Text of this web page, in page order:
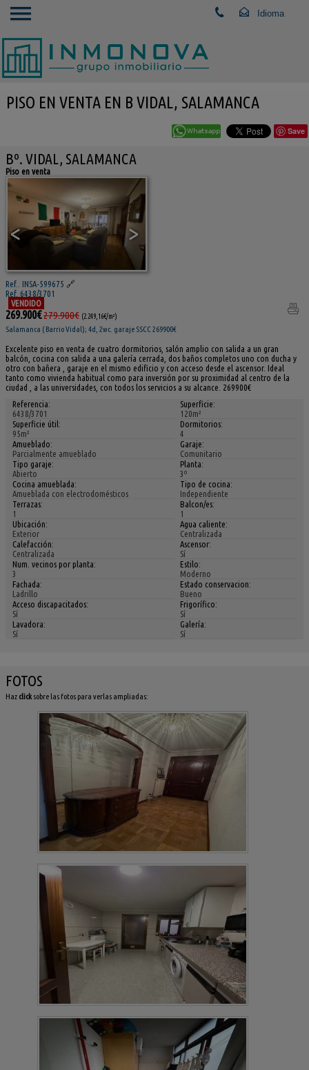
PISO EN VENTA EN B VIDAL, SALAMANCA
Save
Bº. VIDAL, SALAMANCA
Piso en venta
< >
Ref.. INSA-599675 🔗
Ref. 6438/3701
VENDIDO
269.900€279.900€ (2.249,16€/m²)
Salamanca ( Barrio Vidal); 4d, 2wc. garaje SSCC 269900€
Excelente piso en venta de cuatro dormitorios, salón amplio con salida a un gran
balcón, cocina con salida a una galería cerrada, dos baños completos uno con ducha y
otro con bañera , garaje en el mismo edificio y con acceso desde el ascensor. Ideal
tanto como vivienda habitual como para inversión por su proximidad al centro de la
ciudad , a las universidades, con todos los servicios a su alcance. 269900€
Referencia:
6438/3701
Superficie:
120m²
Superficie útil:
95m²
Dormitorios:
4
Amueblado:
Parcialmente amueblado
Garaje:
Comunitario
Tipo garaje:
Abierto
Planta:
3º
Cocina amueblada:
Amueblada con electrodomésticos
Tipo de cocina:
Independiente
Terrazas:
1
Balcon/es:
1
Ubicación:
Exterior
Agua caliente:
Centralizada
Calefacción:
Centralizada
Ascensor:
Sí
Num. vecinos por planta:
3
Estilo:
Moderno
Fachada:
Ladrillo
Estado conservacion:
Bueno
Acceso discapacitados:
Sí
Frigorífico:
Sí
Lavadora:
Sí
Galería:
Sí
FOTOS
Haz click sobre las fotos para verlas ampliadas: